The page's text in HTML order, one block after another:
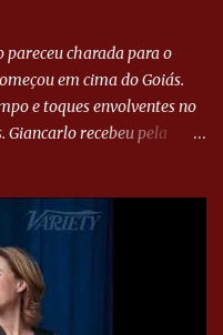
pareceu charada para o
em cima do Goiás.
e toques envolventes no
Giancarlo recebeu pela
Éverton Garroni
de costas, incidiu o canto
se esticou e até tocou na
sua trajetória. O ataque do
em cima. Aos 32